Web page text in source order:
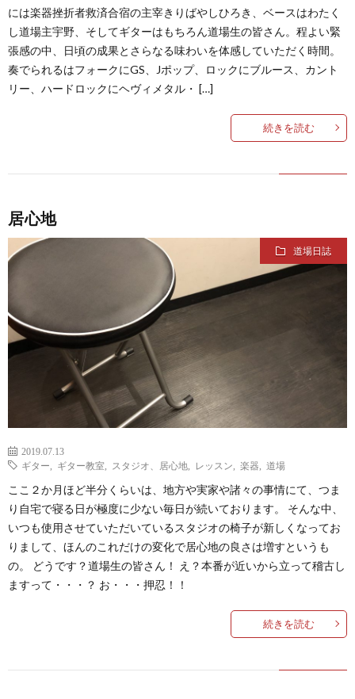
には楽器挫折者救済合宿の主宰きりばやしひろき、ベースはわたく
し道場主宇野、そしてギターはもちろん道場生の皆さん。程よい緊
張感の中、日頃の成果とさらなる味わいを体感していただく時間。
奏でられるはフォークにGS、Jポップ、ロックにブルース、カント
リー、ハードロックにヘヴィメタル・ […]
続きを読む
居心地
道場日誌
2019.07.13
ギター
ギター教室 スタジオ、居心地 レッスン 楽器 道場
ここ２か月ほど半分くらいは、地方や実家や諸々の事情にて、つま
り自宅で寝る日が極度に少ない毎日が続いております。 そんな中、
いつも使用させていただいているスタジオの椅子が新しくなってお
りまして、ほんのこれだけの変化で居心地の良さは増すというも
の。 どうです？道場生の皆さん！ え？本番が近いから立って稽古し
ますって・・・？ お・・・押忍！！
続きを読む